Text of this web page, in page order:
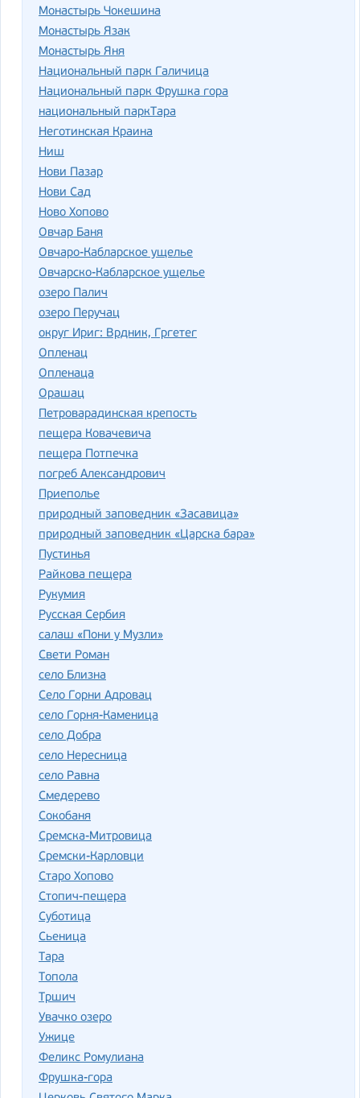
Монастырь Чокешина
Монастырь Язак
Монастырь Яня
Национальный парк Галичица
Национальный парк Фрушка гора
национальный паркТара
Неготинская Краина
Ниш
Нови Пазар
Нови Сад
Ново Хопово
Овчар Баня
Овчаро-Кабларское ущелье
Овчарско-Кабларское ущелье
озеро Палич
озеро Перучац
округ Ириг: Врдник, Гргетег
Опленац
Опленаца
Орашац
Петроварадинская крепость
пещера Ковачевича
пещера Потпечка
погреб Александрович
Приеполье
природный заповедник «Засавица»
природный заповедник «Царска бара»
Пустинья
Райкова пещера
Рукумия
Русская Сербия
салаш «Пони у Музли»
Свети Роман
село Близна
Село Горни Адровац
село Горня-Каменица
село Добра
село Нересница
село Равна
Смедерево
Сокобаня
Сремска-Митровица
Сремски-Карловци
Старо Хопово
Стопич-пещера
Суботица
Сьеница
Тара
Топола
Тршич
Увачко озеро
Ужице
Феликс Ромулиана
Фрушка-гора